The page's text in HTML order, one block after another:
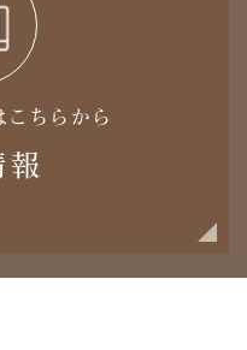
こちらから
報